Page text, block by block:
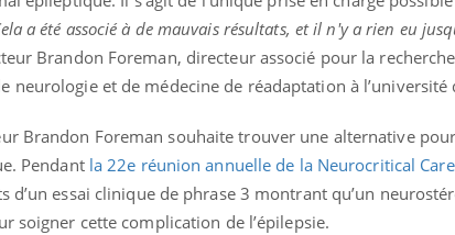
a été associé à de mauvais résultats, et il n'y a rien eu
Brandon Foreman, directeur associé pour la
neurologie et de médecine de réadaptation à l’université
Brandon Foreman souhaite trouver une alternative
Pendant la 22e réunion annuelle de la Neurocritical Care
d’un essai clinique de phrase 3 montrant qu’un
soigner cette complication de l’épilepsie.
on
2
Youtube
Eczéma Chronique des Mains : se
L'été arrive… et avec lui, un tout nouveau
rythme de vie ! Vacances, plage, piscine,
soleil, activités en plein air… Nos mains
sont ...